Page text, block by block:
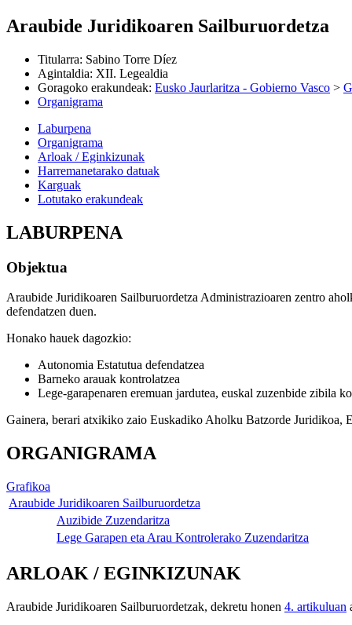
Araubide Juridikoaren Sailburuordetza
Titularra: Sabino Torre Díez
Agintaldia: XII. Legealdia
Goragoko erakundeak: Eusko Jaurlaritza - Gobierno Vasco >
Organigrama
Laburpena
Organigrama
Arloak / Eginkizunak
Harremanetarako datuak
Karguak
Lotutako erakundeak
LABURPENA
Objektua
Araubide Juridikoaren Sailburuordetza Administrazioaren zentro
defendatzen duen.
Honako hauek dagozkio:
Autonomia Estatutua defendatzea
Barneko arauak kontrolatzea
Lege-garapenaren eremuan jardutea, euskal zuzenbide zibila
Gainera, berari atxikiko zaio Euskadiko Aholku Batzorde Juridikoa,
ORGANIGRAMA
Grafikoa
Araubide Juridikoaren Sailburuordetza
Auzibide Zuzendaritza
Lege Garapen eta Arau Kontrolerako Zuzendaritza
ARLOAK / EGINKIZUNAK
Araubide Juridikoaren Sailburuordetzak, dekretu honen 4. artikuluan